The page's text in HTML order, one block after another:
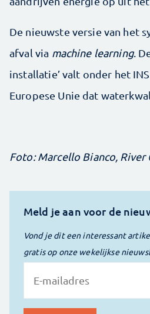
De nieuwste versie van het
afval via machine learning.
installatie’ valt onder het
Europese Unie dat
Foto: Marcello Bianco, River
Meld je aan voor de
Vond je dit een interessant
gratis op onze wekelijkse